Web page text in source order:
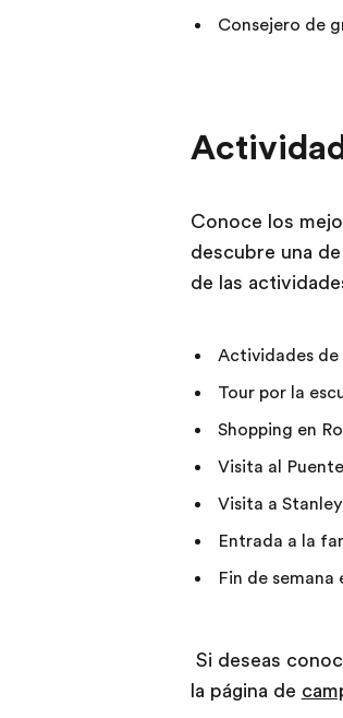
Consejero de
Conoce los
descubre una
de las
Actividades de
Tour por la
Shopping en
Visita al
Visita a
Entrada a la
Fin de
Si deseas
la página de